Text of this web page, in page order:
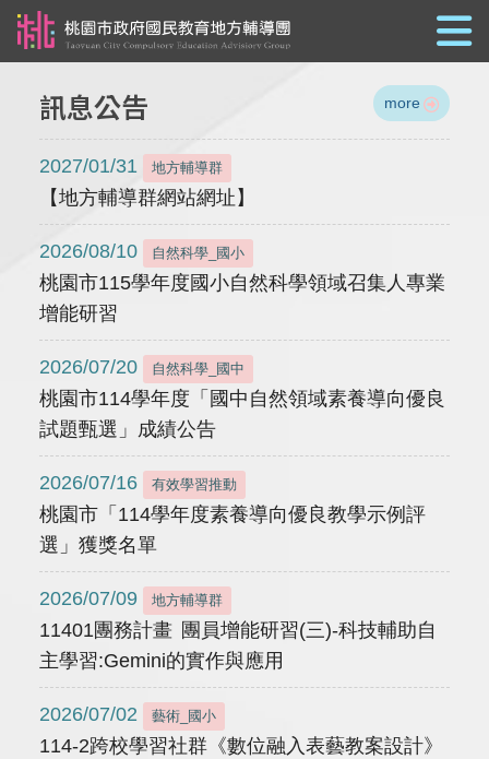
訊息公告 more
2027/01/31 地方輔導群
【地方輔導群網站網址】
2026/08/10 自然科學_國小
桃園市115學年度國小自然科學領域召集人專業
增能研習
2026/07/20 自然科學_國中
桃園市114學年度「國中自然領域素養導向優良
試題甄選」成績公告
2026/07/16 有效學習推動
桃園市「114學年度素養導向優良教學示例評
選」獲獎名單
2026/07/09 地方輔導群
11401團務計畫 團員增能研習(三)-科技輔助自
主學習:Gemini的實作與應用
2026/07/02 藝術_國小
114-2跨校學習社群《數位融入表藝教案設計》